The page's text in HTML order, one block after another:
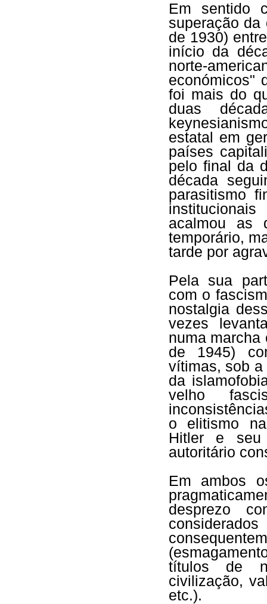
Em sentido
superação
de 1930)
início da
norte-
económicos"
foi mais do
duas
estatal em
países
pelo final da
década
parasitismo
acalmou as
temporário,
tarde por
Pela sua
com o
nostalgia
vezes
numa marcha
de 1945)
vítimas, sob a
da
velho
o elitismo
Hitler e seu
autoritário
Em ambos
desprezo
títulos de
civilização,
etc.).